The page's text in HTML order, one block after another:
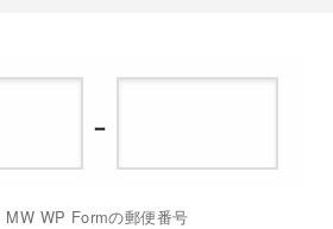
MW WP Formの郵便番号